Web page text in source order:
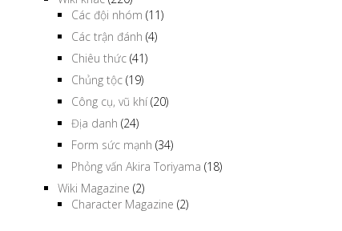
Quan điểm độc giả
Wiki khác(220)
Các đội nhóm
(11)
Các trận đánh
(4)
Chiêu thức (41)
Chủng tộc
Công cụ, vũ khí
(24)
Form sức mạnh
Phỏng vấn Akira Toriyama